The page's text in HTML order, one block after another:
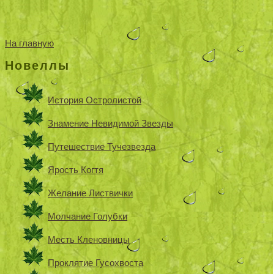
На главную
Новеллы
История Остролистой
Знамение Невидимой Звезды
Путешествие Тучезвезда
Ярость Когтя
Желание Листвички
Молчание Голубки
Месть Кленовницы
Проклятие Гусохвоста